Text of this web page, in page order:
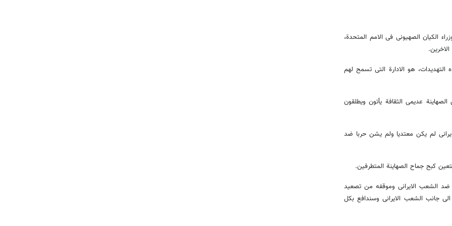
الصهیونی فی الامم المتحدة،
هو الادارة التی تسمح لهم
عدیمی الثقافة یأتون ویطلقون
لم یکن معتدیا ولم یشن حربا ضد
کبح جماح الصهاینة المتطرفین.
ضد الشعب الایرانی وموقفه من تصعید
جانب الشعب الایرانی وسندافع بکل